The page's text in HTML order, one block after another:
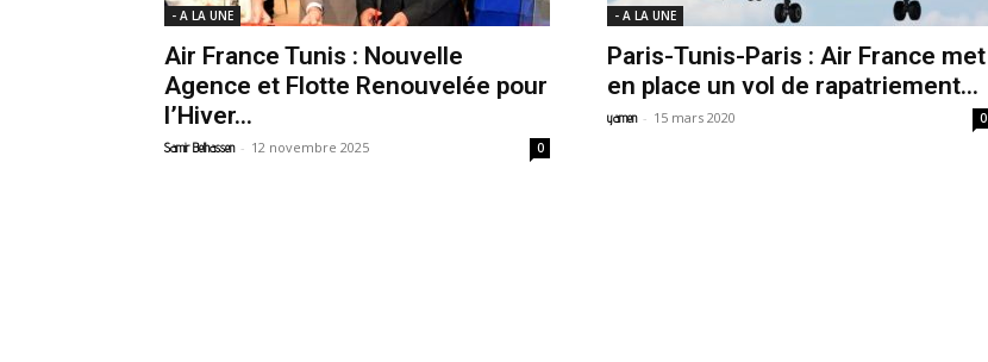
- A LA UNE
Air France Tunis : Nouvelle
Agence et Flotte Renouvelée pour
l’Hiver...
Samir Belhassen - 12 novembre 2025 0
- A LA UNE
Paris-Tunis-Paris : Air France met
en place un vol de rapatriement...
yamen - 15 mars 2020 0